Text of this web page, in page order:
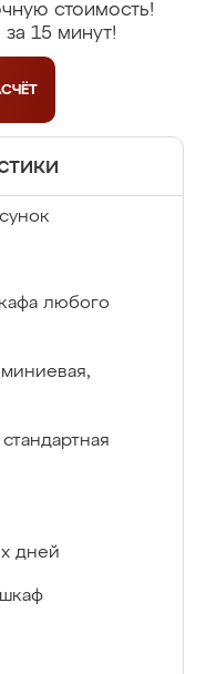
стоимость!
15 минут!
любого
стандартная
дней